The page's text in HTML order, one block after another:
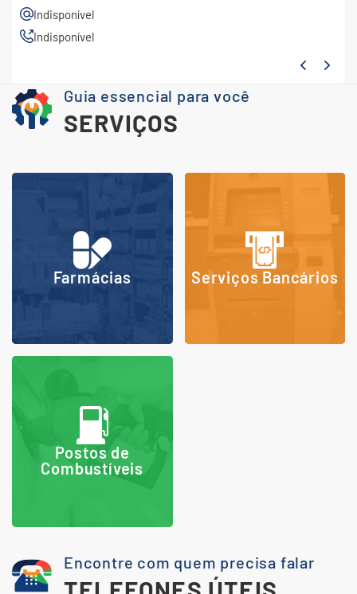
Indisponível
Indisponível
Guia essencial para você
SERVIÇOS
Farmácias Serviços Bancários
Postos de
Combustíveis
Encontre com quem precisa falar